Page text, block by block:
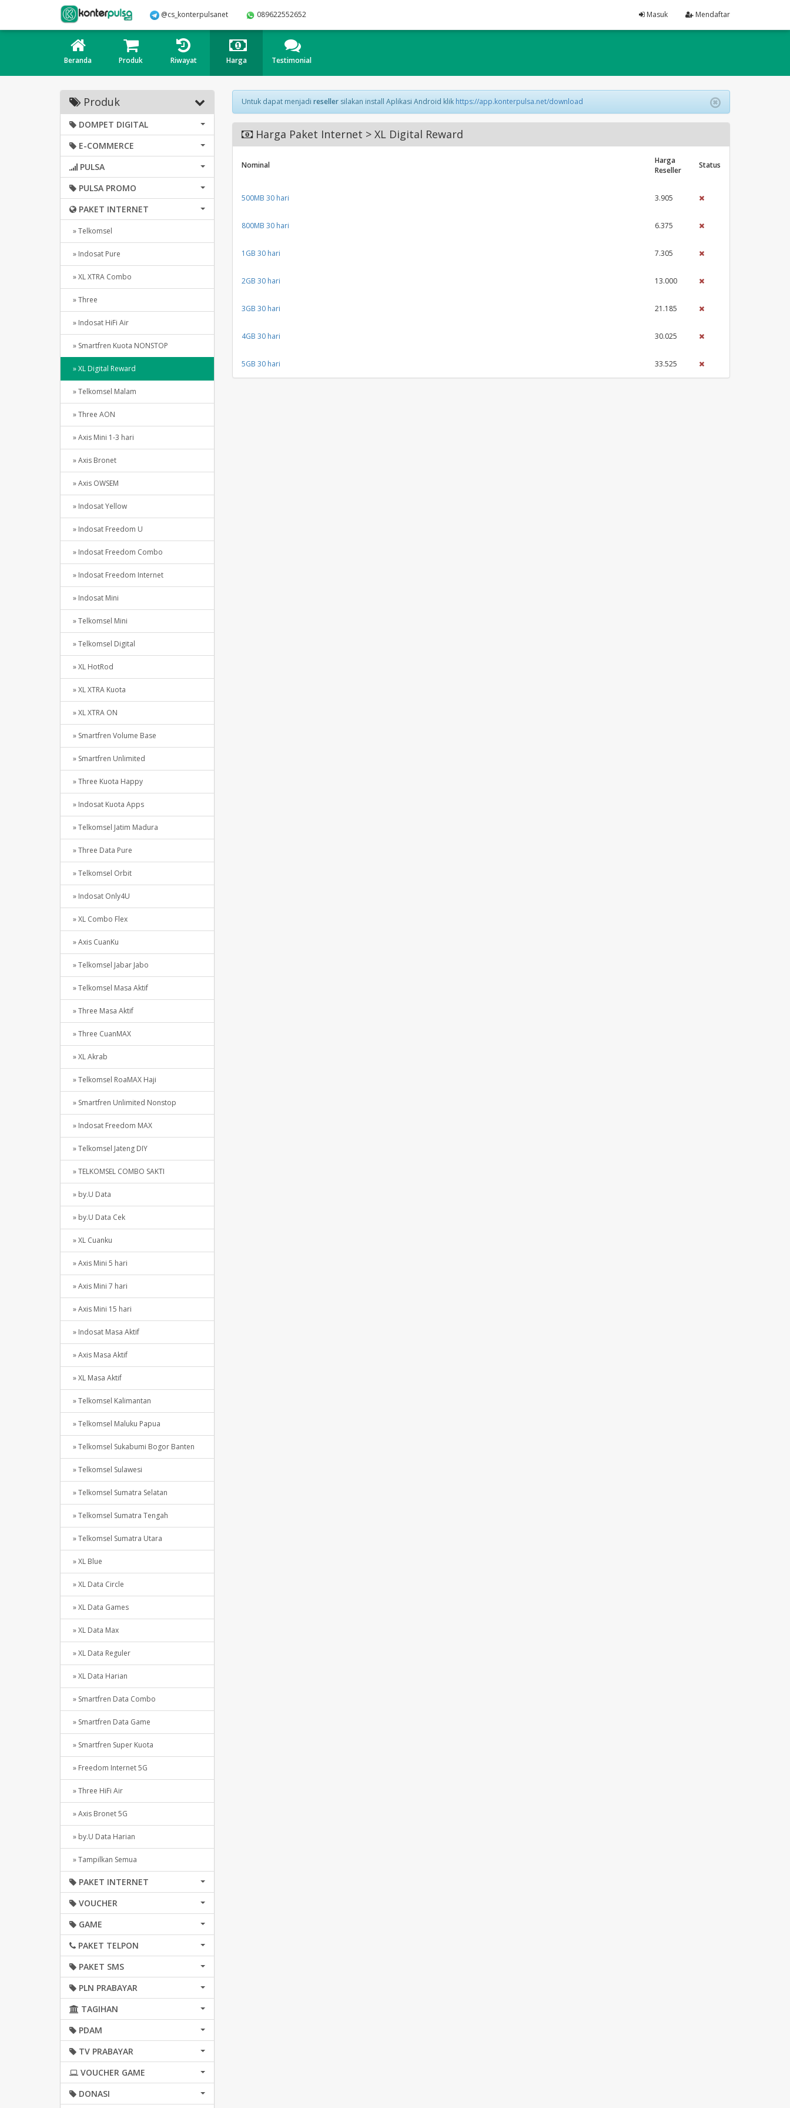
@cs_konterpulsanet 089622552652 Masuk Mendaftar
Beranda Produk Riwayat Harga Testimonial
Produk
DOMPET DIGITAL
E-COMMERCE
PULSA
PULSA PROMO
PAKET INTERNET
» Telkomsel
» Indosat Pure
» XL XTRA Combo
» Three
» Indosat HiFi Air
» Smartfren Kuota NONSTOP
» XL Digital Reward
» Telkomsel Malam
» Three AON
» Axis Mini 1-3 hari
» Axis Bronet
» Axis OWSEM
» Indosat Yellow
» Indosat Freedom U
» Indosat Freedom Combo
» Indosat Freedom Internet
» Indosat Mini
» Telkomsel Mini
» Telkomsel Digital
» XL HotRod
» XL XTRA Kuota
» XL XTRA ON
» Smartfren Volume Base
» Smartfren Unlimited
» Three Kuota Happy
» Indosat Kuota Apps
» Telkomsel Jatim Madura
» Three Data Pure
» Telkomsel Orbit
» Indosat Only4U
» XL Combo Flex
» Axis CuanKu
» Telkomsel Jabar Jabo
» Telkomsel Masa Aktif
» Three Masa Aktif
» Three CuanMAX
» XL Akrab
» Telkomsel RoaMAX Haji
» Smartfren Unlimited Nonstop
» Indosat Freedom MAX
» Telkomsel Jateng DIY
» TELKOMSEL COMBO SAKTI
» by.U Data
» by.U Data Cek
» XL Cuanku
» Axis Mini 5 hari
» Axis Mini 7 hari
» Axis Mini 15 hari
» Indosat Masa Aktif
» Axis Masa Aktif
» XL Masa Aktif
» Telkomsel Kalimantan
» Telkomsel Maluku Papua
» Telkomsel Sukabumi Bogor Banten
» Telkomsel Sulawesi
» Telkomsel Sumatra Selatan
» Telkomsel Sumatra Tengah
» Telkomsel Sumatra Utara
» XL Blue
» XL Data Circle
» XL Data Games
» XL Data Max
» XL Data Reguler
» XL Data Harian
» Smartfren Data Combo
» Smartfren Data Game
» Smartfren Super Kuota
» Freedom Internet 5G
» Three HiFi Air
» Axis Bronet 5G
» by.U Data Harian
» Tampilkan Semua
PAKET INTERNET
VOUCHER
GAME
PAKET TELPON
PAKET SMS
PLN PRABAYAR
TAGIHAN
PDAM
TV PRABAYAR
VOUCHER GAME
DONASI
Untuk dapat menjadi resellersilakan install Aplikasi Android klik https://app.konterpulsa.net/download
Harga Paket Internet > XL Digital Reward
Nominal
Harga
Reseller
Status
500MB 30 hari 3.905
800MB 30 hari 6.375
1GB 30 hari 7.305
2GB 30 hari 13.000
3GB 30 hari 21.185
4GB 30 hari 30.025
5GB 30 hari 33.525